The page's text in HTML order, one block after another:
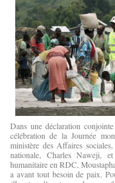
Dans une déclaration
célébration de la Journée
ministère des Affaires
nationale, Charles Naweji,
humanitaire en RDC,
a avant tout besoin de paix.